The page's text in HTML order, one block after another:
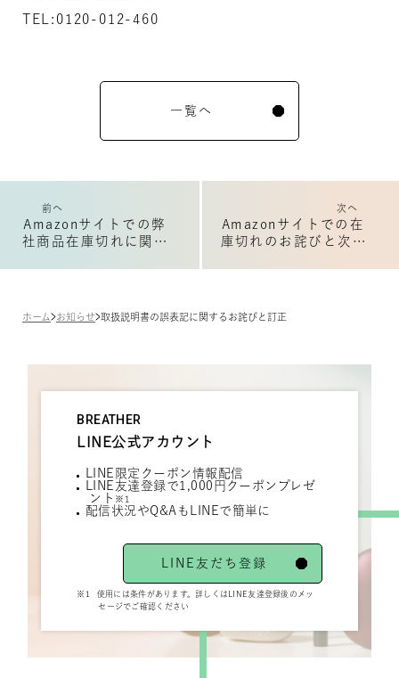
TEL:0120-012-460
一覧へ
前へ
Amazonサイトでの弊
社商品在庫切れに関し
次へ
Amazonサイトでの在
庫切れのお詫びと次回
ホーム お知らせ 取扱説明書の誤表記に関するお詫びと訂正
BREATHER
LINE公式アカウント
LINE限定クーポン情報配信
LINE友達登録で1,000円クーポンプレゼ
ント ※1
配信状況やQ&AもLINEで簡単に
LINE友だち登録
※1
使用には条件があります。詳しくはLINE友達登録後のメッ
セージでご確認ください